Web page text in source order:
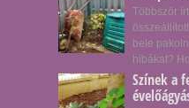
Többször
bele
hibákat?
Színek a